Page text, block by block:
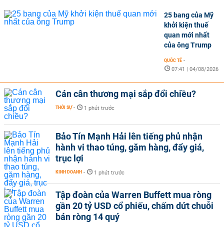
25 bang của Mỹ
khởi kiện thuế
quan mới nhất
của ông Trump
QUỐC TẾ -
07:41 | 04/08/2026
Cán cân thương mại sắp đổi chiều?
THỜI SỰ - 1 phút trước
Bảo Tín Mạnh Hải lên tiếng phủ nhận
hành vi thao túng, găm hàng, đẩy giá,
trục lợi
KINH DOANH - 1 phút trước
Tập đoàn của Warren Buffett mua ròng
gần 20 tỷ USD cổ phiếu, chấm dứt chuỗi
bán ròng 14 quý